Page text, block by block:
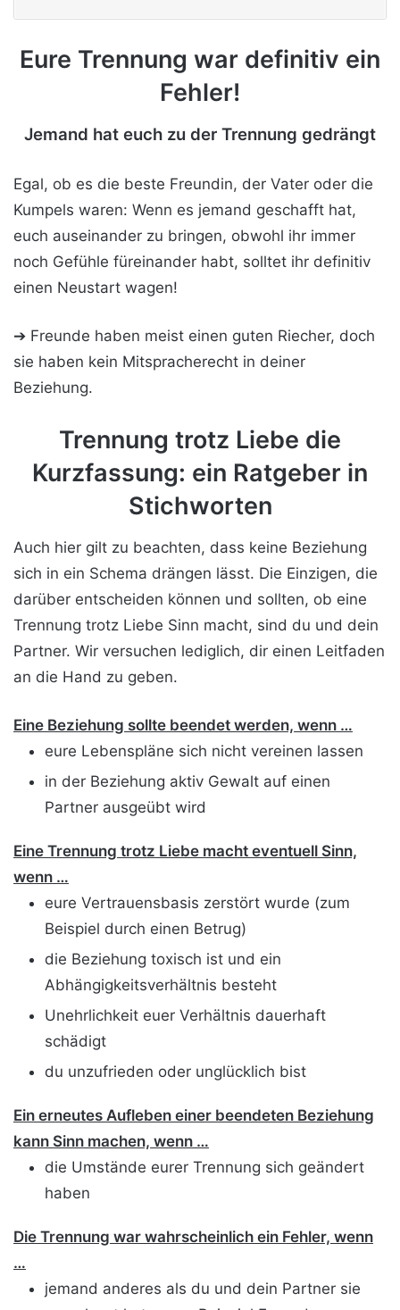
Eure Trennung war definitiv ein
Fehler!
Jemand hat euch zu der Trennung gedrängt
Egal, ob es die beste Freundin, der Vater oder die
Kumpels waren: Wenn es jemand geschafft hat,
euch auseinander zu bringen, obwohl ihr immer
noch Gefühle füreinander habt, solltet ihr definitiv
einen Neustart wagen!
➔ Freunde haben meist einen guten Riecher, doch
sie haben kein Mitspracherecht in deiner
Beziehung.
Trennung trotz Liebe die
Kurzfassung: ein Ratgeber in
Stichworten
Auch hier gilt zu beachten, dass keine Beziehung
sich in ein Schema drängen lässt. Die Einzigen, die
darüber entscheiden können und sollten, ob eine
Trennung trotz Liebe Sinn macht, sind du und dein
Partner. Wir versuchen lediglich, dir einen Leitfaden
an die Hand zu geben.
Eine Beziehung sollte beendet werden, wenn …
eure Lebenspläne sich nicht vereinen lassen
in der Beziehung aktiv Gewalt auf einen
Partner ausgeübt wird
Eine Trennung trotz Liebe macht eventuell Sinn,
wenn …
eure Vertrauensbasis zerstört wurde (zum
Beispiel durch einen Betrug)
die Beziehung toxisch ist und ein
Abhängigkeitsverhältnis besteht
Unehrlichkeit euer Verhältnis dauerhaft
schädigt
du unzufrieden oder unglücklich bist
Ein erneutes Aufleben einer beendeten Beziehung
kann Sinn machen, wenn …
die Umstände eurer Trennung sich geändert
haben
Die Trennung war wahrscheinlich ein Fehler, wenn
…
jemand anderes als du und dein Partner sie